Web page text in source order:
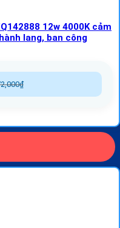
12w 4000K cảm
lang, ban công
₫